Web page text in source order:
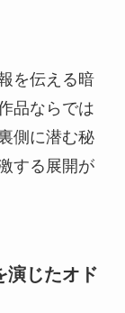
を伝える暗
品ならでは
側に潜む秘
する展開が
演じたオド